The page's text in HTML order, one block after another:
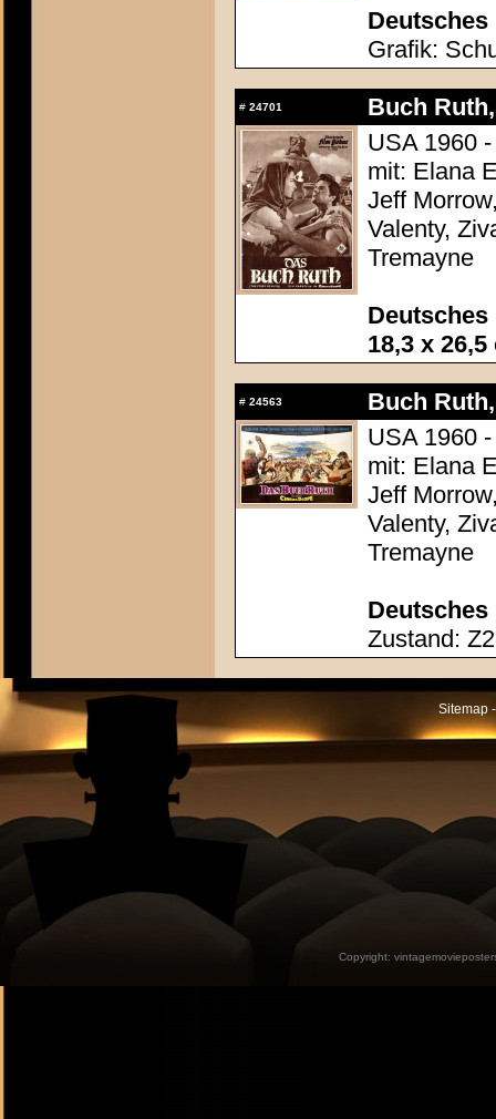
Deutsches
Grafik:
# 24701
Buch
USA 1960
mit: Elana
Jeff
Valenty,
Tremayne
18,3 x 26,5
# 24563
Buch
USA 1960
mit: Elana
Jeff
Valenty,
Tremayne
Deutsches
Zustand:
Sitemap
Copyright: